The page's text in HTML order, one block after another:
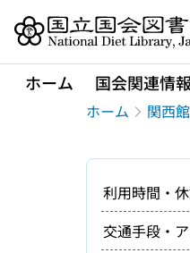
本文へ移動
ホーム 国会関連情報
ホーム 関西館
利用時間・
交通手段・